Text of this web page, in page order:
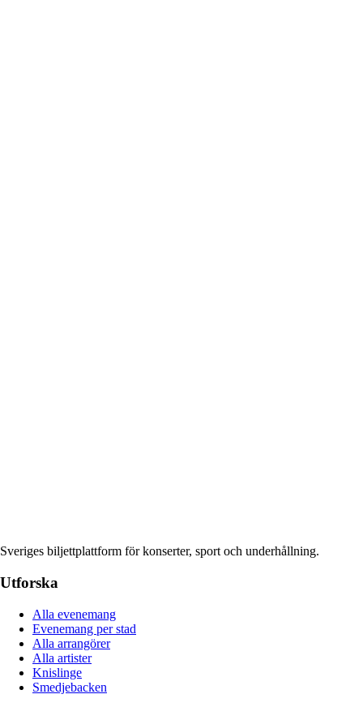
Sveriges biljettplattform för konserter, sport och underhållning.
Utforska
Alla evenemang
Evenemang per stad
Alla arrangörer
Alla artister
Knislinge
Smedjebacken